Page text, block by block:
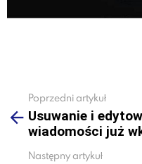
more
Poprzedni artykuł
Usuwanie i
wiadomości już
Następny artykuł